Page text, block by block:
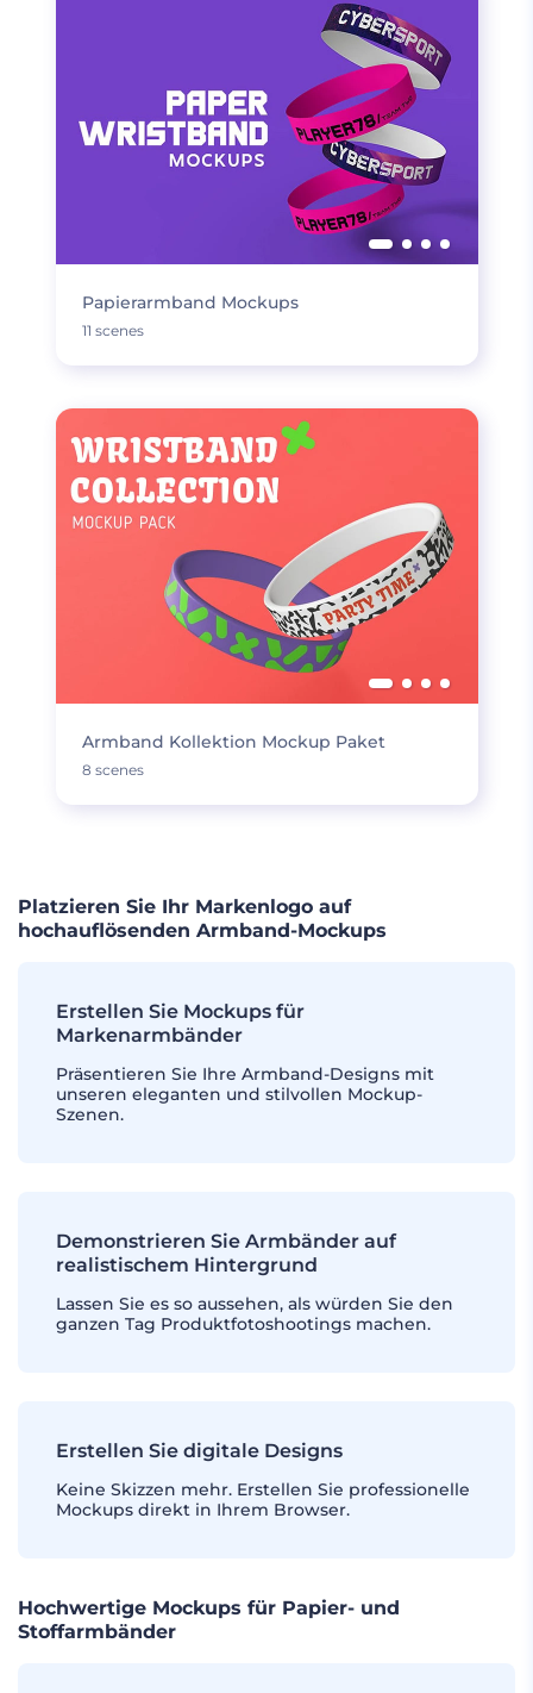
Papierarmband Mockups
11 scenes
Armband Kollektion Mockup Paket
8 scenes
Platzieren Sie Ihr Markenlogo auf
hochauflösenden Armband-Mockups
Erstellen Sie Mockups für
Markenarmbänder
Präsentieren Sie Ihre Armband-Designs mit
unseren eleganten und stilvollen Mockup-
Szenen.
Demonstrieren Sie Armbänder auf
realistischem Hintergrund
Lassen Sie es so aussehen, als würden Sie den
ganzen Tag Produktfotoshootings machen.
Erstellen Sie digitale Designs
Keine Skizzen mehr. Erstellen Sie professionelle
Mockups direkt in Ihrem Browser.
Hochwertige Mockups für Papier- und
Stoffarmbänder